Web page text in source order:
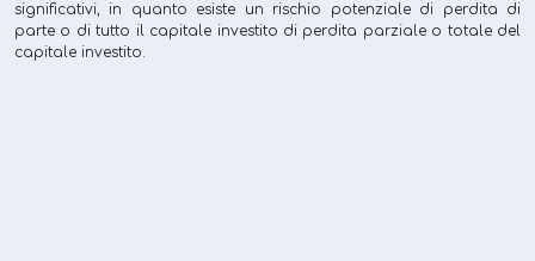
significativi, in quanto esiste un rischio potenziale di perdita di
parte o di tutto il capitale investito di perdita parziale o totale del
capitale investito.